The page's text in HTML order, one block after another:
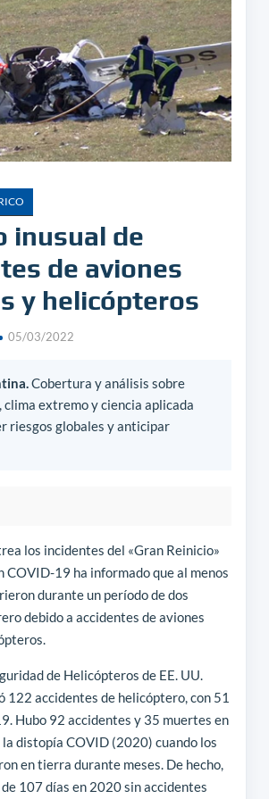
inusual de
de aviones
y helicópteros
05/03/2022
Cobertura y análisis sobre
clima extremo y ciencia aplicada
riesgos globales y anticipar
los incidentes del «Gran Reinicio»
COVID-19 ha informado que al menos
durante un período de dos
debido a accidentes de aviones
de Helicópteros de EE. UU.
122 accidentes de helicóptero, con 51
Hubo 92 accidentes y 35 muertes en
distopía COVID (2020) cuando los
en tierra durante meses. De hecho,
107 días en 2020 sin accidentes